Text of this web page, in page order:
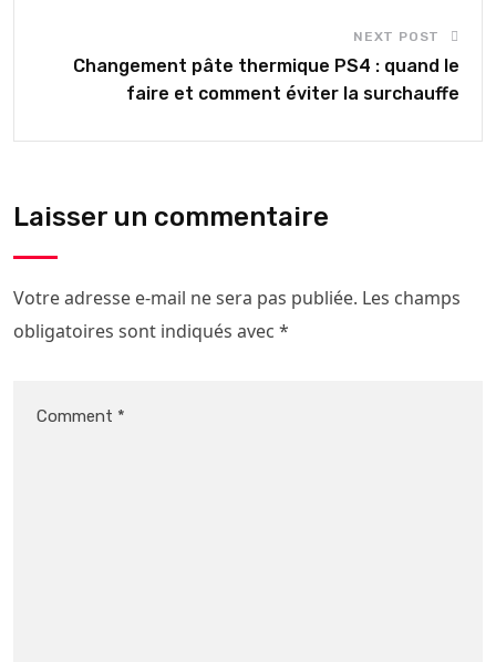
NEXT POST
Changement pâte thermique PS4 : quand le
faire et comment éviter la surchauffe
Laisser un commentaire
Votre adresse e-mail ne sera pas publiée. Les champs
obligatoires sont indiqués avec *